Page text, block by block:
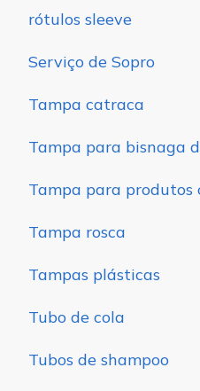
rótulos sleeve
Serviço de Sopro
Tampa catraca
Tampa para bisnaga
Tampa para produtos
Tampa rosca
Tampas plásticas
Tubo de cola
Tubos de shampoo